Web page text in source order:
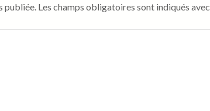
publiée. Les champs obligatoires sont indiqués avec